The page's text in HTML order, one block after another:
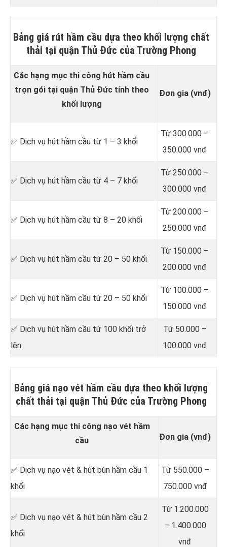
Bảng giá rút hầm cầu dựa theo khối lượng chất
thải tại quận Thủ Đức của Trường Phong
Các hạng mục thi công hút hầm cầu
trọn gói tại quận Thủ Đức tính theo
khối lượng
Đơn gia (vnđ)
✅ Dịch vụ hút hầm cầu từ 1 – 3 khối
Từ 300.000 –
350.000 vnđ
✅ Dịch vụ hút hầm cầu từ 4 – 7 khối
Từ 250.000 –
300.000 vnđ
✅ Dịch vụ hút hầm cầu từ 8 – 20 khối
Từ 200.000 –
250.000 vnđ
✅ Dịch vụ hút hầm cầu từ 20 – 50 khối
Từ 150.000 –
200.000 vnđ
✅ Dịch vụ hút hầm cầu từ 20 – 50 khối
Từ 100.000 –
150.000 vnđ
✅ Dịch vụ hút hầm cầu từ 100 khối trở
lên
Từ 50.000 –
100.000 vnđ
Bảng giá nạo vét hầm cầu dựa theo khối lượng
chất thải tại quận Thủ Đức của Trường Phong
Các hạng mục thi công nạo vét hầm
cầu
Đơn gia (vnđ)
✅ Dịch vụ nạo vét & hút bùn hầm cầu 1
khối
Từ 550.000 –
750.000 vnđ
✅ Dịch vụ nạo vét & hút bùn hầm cầu 2
khối
Từ 1.200.000
– 1.400.000
vnđ